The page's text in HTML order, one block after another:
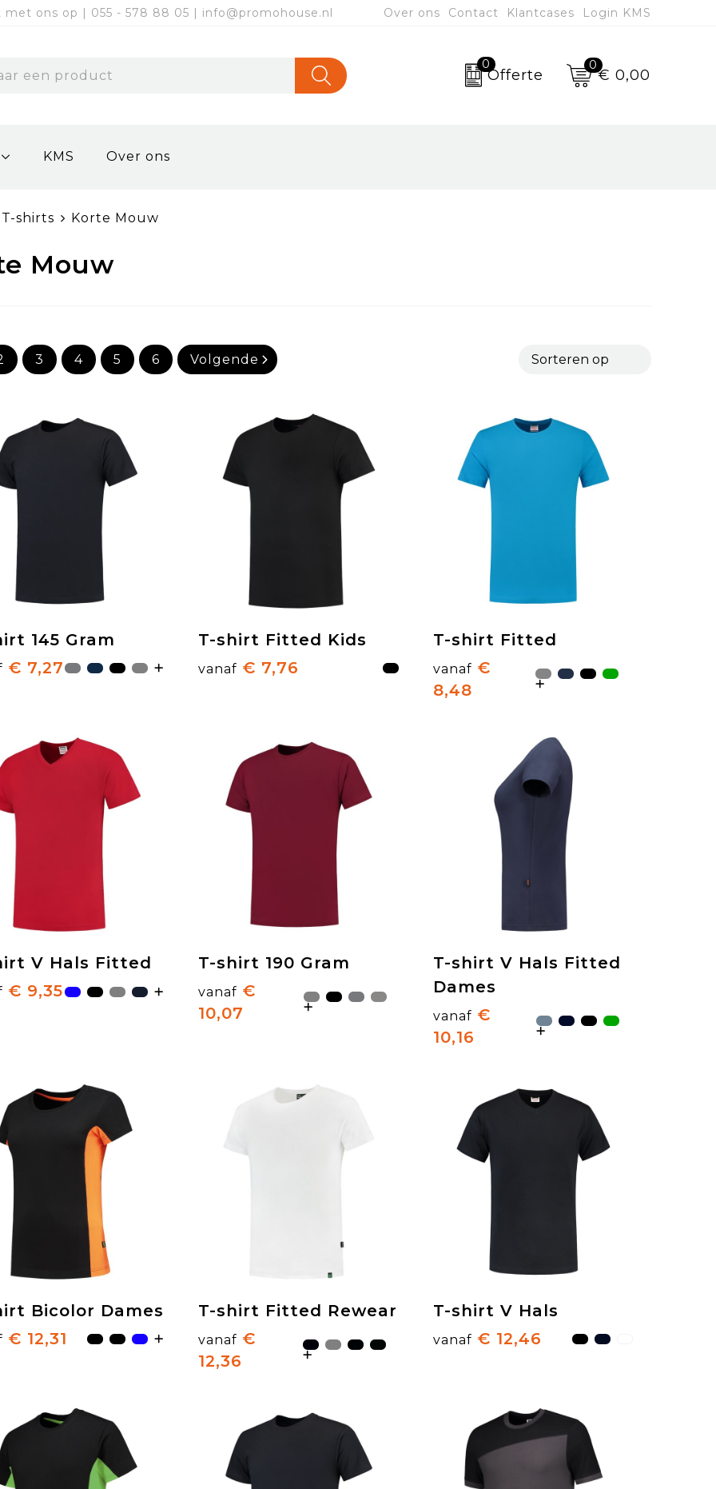
ons op | 055 - 578 88 05 | info@promohouse.nl Over ons Contact Klantcases Login KMS
0
Offerte
0
€ 0,00
KMS Over ons
T-shirts Korte Mouw
Mouw
3 4 5 6 Volgende
145 Gram
€ 7,27
T-shirt Fitted Kids
vanaf € 7,76
T-shirt Fitted
vanaf €
8,48
V Hals Fitted
€ 9,35
T-shirt 190 Gram
vanaf €
10,07
T-shirt V Hals Fitted
Dames
vanaf €
10,16
Bicolor Dames
€ 12,31
T-shirt Fitted Rewear
vanaf €
12,36
T-shirt V Hals
vanaf € 12,46